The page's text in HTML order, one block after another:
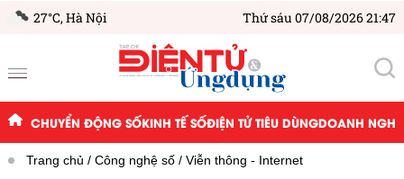
27°C,Hà Nội Thứ sáu 07/08/2026 21:47
CHUYỂN ĐỘNG SỐKINH TẾ SỐĐIỆN TỬ TIÊU DÙNGDOANH
Trang chủ Công nghệ số Viễn thông - Internet